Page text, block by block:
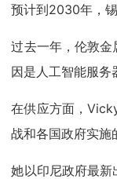
预计到2030年，
过去一年，伦敦
因是人工智能服务
在供应方面，
战和各国政府实施
她以印尼政府最